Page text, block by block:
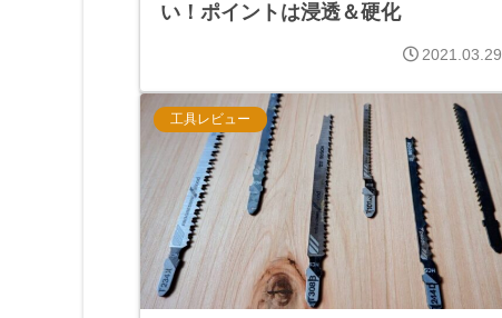
い！ポイントは浸透＆硬化
2021.03.29
工具レビュー